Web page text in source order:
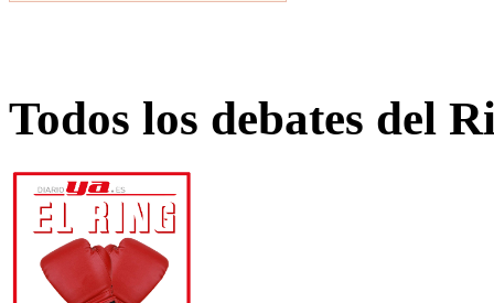
Todos los debates del